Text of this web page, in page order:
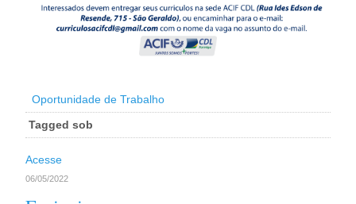
Oportunidade de Trabalho
Tagged sob
Acesse
06/05/2022